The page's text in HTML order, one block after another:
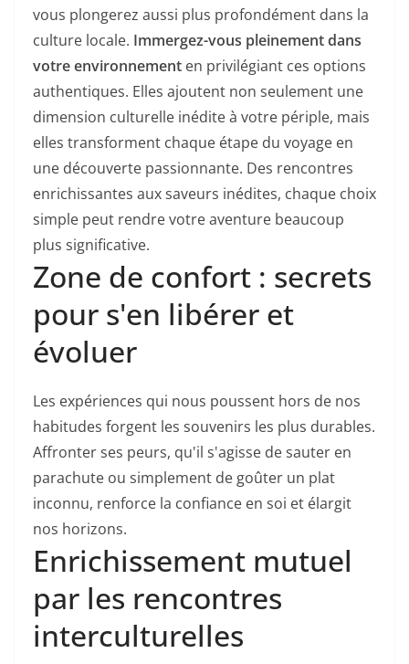
vous plongerez aussi plus profondément dans la
culture locale. Immergez-vous pleinement dans
votre environnement en privilégiant ces options
authentiques. Elles ajoutent non seulement une
dimension culturelle inédite à votre périple, mais
elles transforment chaque étape du voyage en
une découverte passionnante. Des rencontres
enrichissantes aux saveurs inédites, chaque choix
simple peut rendre votre aventure beaucoup
plus significative.
Zone de confort : secrets
pour s'en libérer et
évoluer
Les expériences qui nous poussent hors de nos
habitudes forgent les souvenirs les plus durables.
Affronter ses peurs, qu'il s'agisse de sauter en
parachute ou simplement de goûter un plat
inconnu, renforce la confiance en soi et élargit
nos horizons.
Enrichissement mutuel
par les rencontres
interculturelles